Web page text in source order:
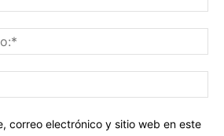
correo electrónico y sitio web en este